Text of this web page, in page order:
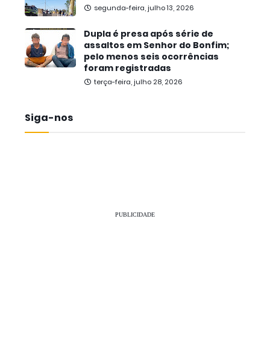
segunda-feira, julho 13, 2026
Dupla é presa após série de
assaltos em Senhor do Bonfim;
pelo menos seis ocorrências
foram registradas
terça-feira, julho 28, 2026
Siga-nos
PUBLICIDADE